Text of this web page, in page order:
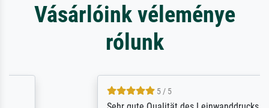
Vásárlóink véleménye
rólunk
5 / 5